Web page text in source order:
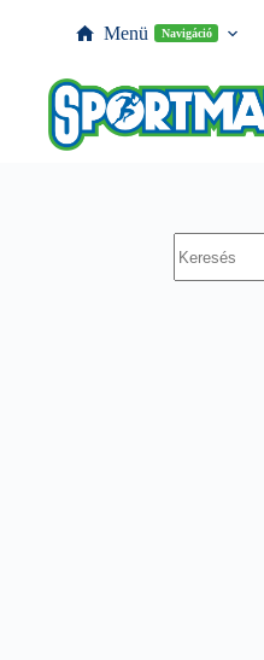
Menü Navigáció
results